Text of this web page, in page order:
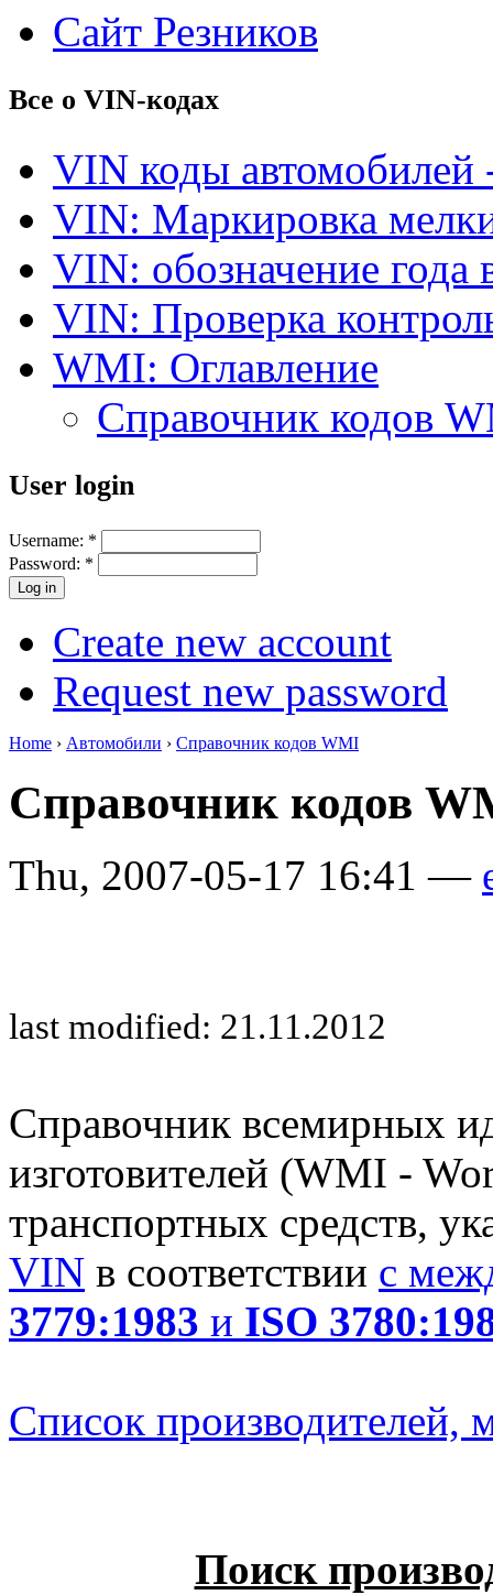
Сайт Резников
Все о VIN-кодах
VIN коды автомобилей
VIN: Маркировка
VIN: обозначение года
VIN: Проверка
WMI: Оглавление
Справочник кодов
User login
Username: *
Password: *
Create new account
Request new password
Home › Автомобили › Справочник кодов WMI
Справочник кодов
Thu, 2007-05-17 16:41 —
last modified: 21.11.2012
Справочник всемирных
изготовителей (WMI -
транспортных средств,
VIN в соответствии с
3779:1983 и ISO
Список производителей,
Поиск